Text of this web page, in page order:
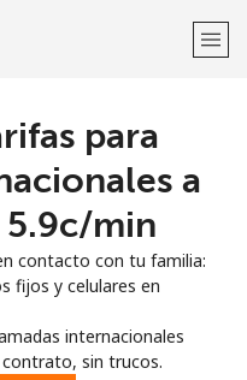
con
para
a
min
contacto con tu familia:
fijos y celulares en
internacionales
sin trucos.